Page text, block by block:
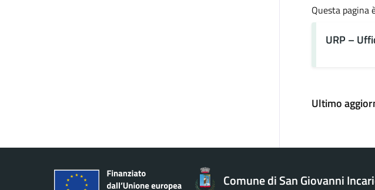
Questa pagina
URP –
Ultimo
Comune di San Giovanni